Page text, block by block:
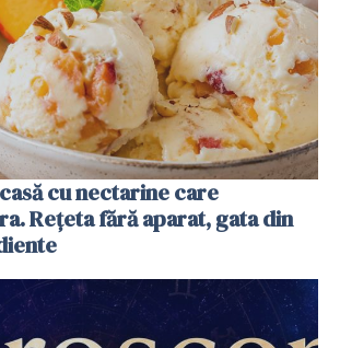
cu nectarine care
Rețeta fără aparat, gata din